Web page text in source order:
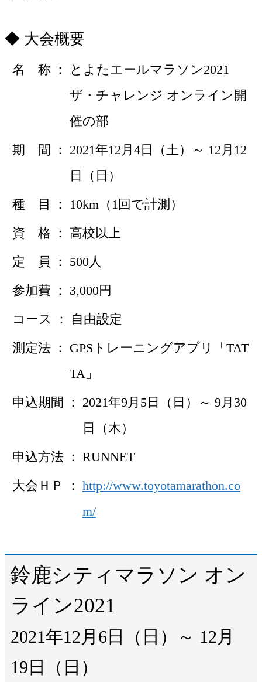
大会概要
名 称
とよたエールマラソン2021
ザ・チャレンジ オンライン開
催の部
期 間
2021年12月4日（土）～ 12月12
日（日）
種 目
10km（1回で計測）
資 格
高校以上
定 員
500人
参加費
3,000円
コース
自由設定
測定法
GPSトレーニングアプリ「TAT
TA」
申込期間
2021年9月5日（日）～ 9月30
日（木）
申込方法
RUNNET
大会ＨＰ
http://www.toyotamarathon.co
m/
鈴鹿シティマラソン オン
ライン2021
2021年12月6日（日）～ 12月
19日（日）